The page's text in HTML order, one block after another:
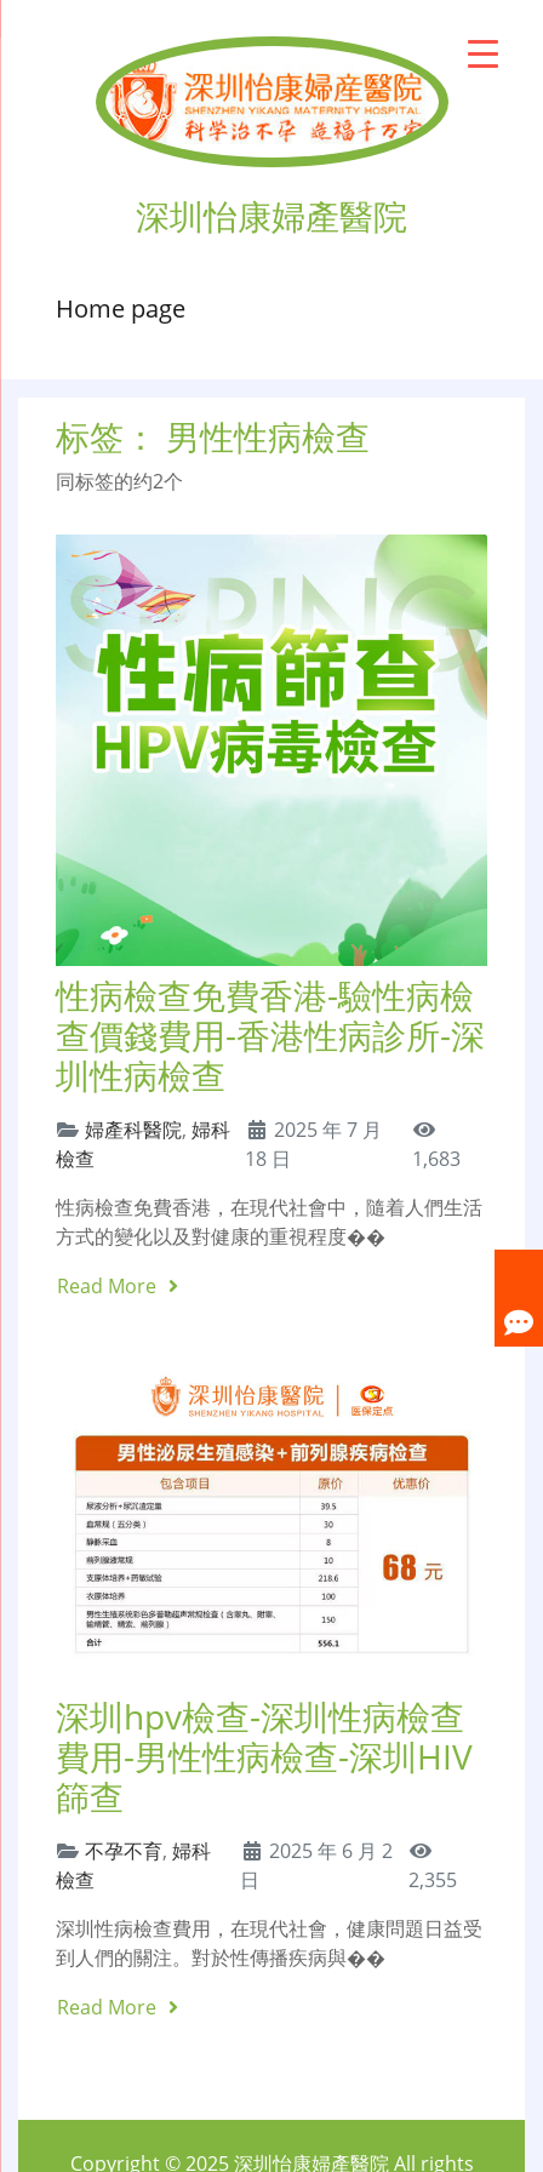
深圳怡康婦產醫院
Home page
标签： 男性性病檢查
同标签的约2个
性病檢查免費香港-驗性病檢
查價錢費用-香港性病診所-深
圳性病檢查
婦產科醫院, 婦科
檢查
2025 年 7 月
18 日
1,683
性病檢查免費香港，在現代社會中，隨着人們生活
方式的變化以及對健康的重視程度��
Read More
深圳hpv檢查-深圳性病檢查
費用-男性性病檢查-深圳HIV
篩查
不孕不育, 婦科
檢查
2025 年 6 月 2
日
2,355
深圳性病檢查費用，在現代社會，健康問題日益受
到人們的關注。對於性傳播疾病與��
Read More
Copyright © 2025深圳怡康婦產醫院All rights